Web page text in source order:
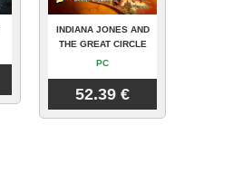
INDIANA JONES AND
THE GREAT CIRCLE
PC
52.39 €